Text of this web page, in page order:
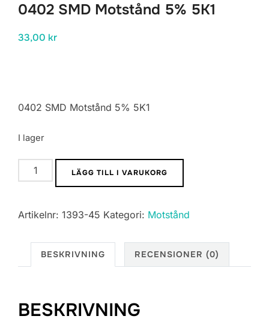
0402 SMD Motstånd 5% 5K1
33,00 kr
0402 SMD Motstånd 5% 5K1
I lager
0402
SMD
5%
mängd
LÄGG TILL I VARUKORG
Artikelnr: 1393-45 Kategori: Motstånd
BESKRIVNING RECENSIONER (0)
BESKRIVNING